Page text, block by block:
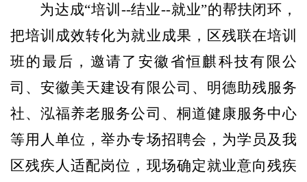
为达成“培训 --结业--就业”的帮扶闭环，
把培训成效转化为就业成果，区残联在培训
班的最后， 邀请了安徽省恒麒科技有限公
司、安徽美天建设有限公司、明德助残服务
社、泓福养老服务公司、桐道健康服务中心
等用人单位 ，举办专场招聘会，为学员及我
区残疾人适配岗位，现场确定就业意向残疾